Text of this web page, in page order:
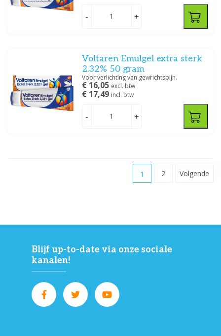
- +
Voltaren Emulgel extra sterk
2.32% 50 gram
Voor verlichting van gewrichtspijn.
€ 16,05 excl. btw
€ 17,49 incl. btw
- +
1 2 Volgende
Blijf up-to-date via onze sociale
kanalen!